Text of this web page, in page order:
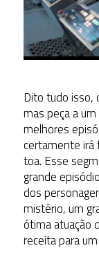
Dito tudo isso,
mas peça a
melhores
certamente irá
toa. Esse
grande
dos
mistério, um
ótima atuação
receita para